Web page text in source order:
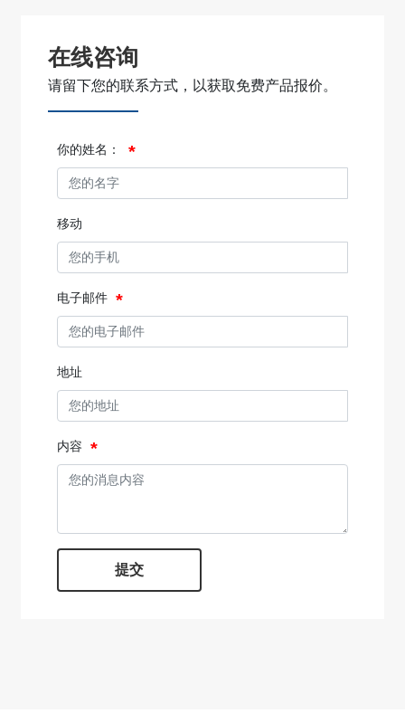
在线咨询
请留下您的联系方式，以获取免费产品报价。
你的姓名：
移动
电子邮件
地址
内容
提交